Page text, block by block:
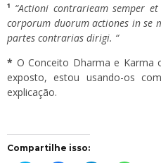
¹ “Actioni contrarieam semper
corporum duorum actiones in se
partes contrarias dirigi. “
* O Conceito Dharma e Karma
exposto, estou usando-os
explicação.
Compartilhe isso: